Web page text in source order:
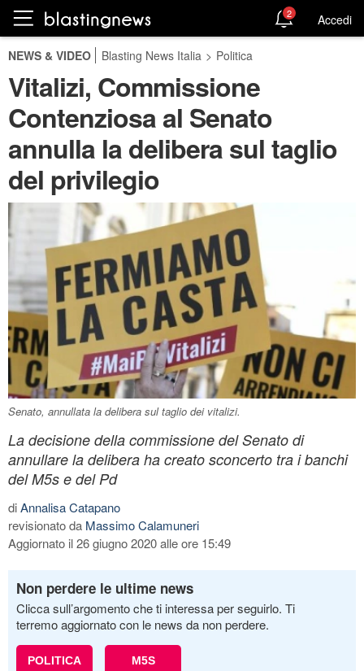
2 Accedi
NEWS & VIDEO Blasting News Italia > Politica
Vitalizi, Commissione
Contenziosa al Senato
annulla la delibera sul taglio
del privilegio
Senato, annullata la delibera sul taglio dei vitalizi.
La decisione della commissione del Senato di
annullare la delibera ha creato sconcerto tra i banchi
del M5s e del Pd
diAnnalisa Catapano
revisionato da Massimo Calamuneri
Aggiornato il 26 giugno 2020 alle ore 15:49
Non perdere le ultime news
Clicca sull’argomento che ti interessa per seguirlo. Ti
terremo aggiornato con le news da non perdere.
POLITICA M5S